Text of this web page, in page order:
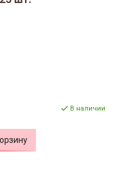
В наличии